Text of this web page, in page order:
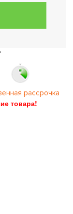
рассрочка
товара!